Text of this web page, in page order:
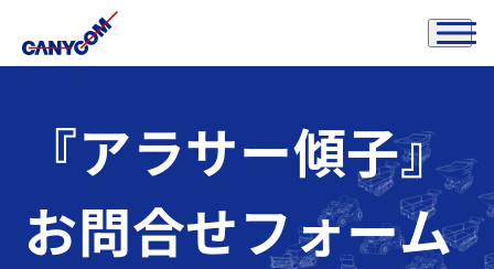
『アラサー傾子』
お問合せフォーム